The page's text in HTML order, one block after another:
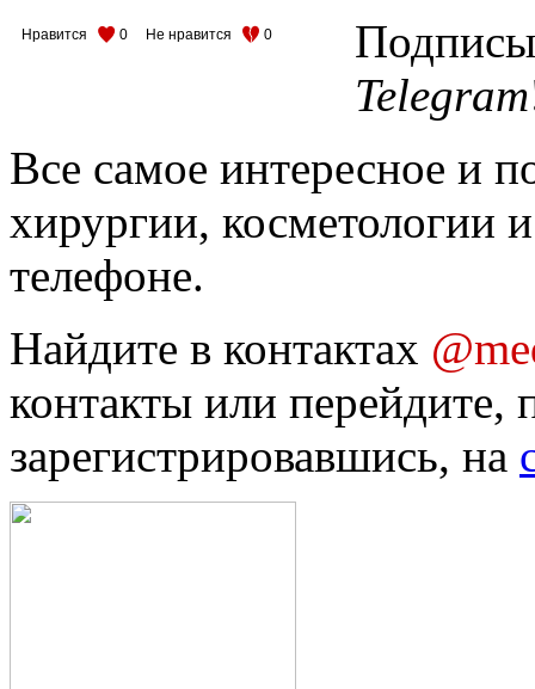
Нравится 0 Не нравится 0
Telegram
Все самое интересное и
хирургии, косметологии
телефоне.
Найдите в контактах
контакты или перейдите,
зарегистрировавшись, на